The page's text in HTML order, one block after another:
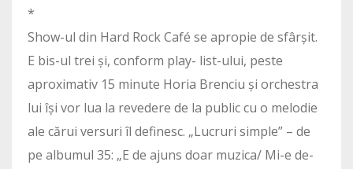
*
Show-ul din Hard Rock Café se apropie de sfârșit.
E bis-ul trei și, conform play- list-ului, peste
aproximativ 15 minute Horia Brenciu și orchestra
lui își vor lua la revedere de la public cu o melodie
ale cărui versuri îl definesc. „Lucruri simple” – de
pe albumul 35: „E de ajuns doar muzica/ Mi-e de-